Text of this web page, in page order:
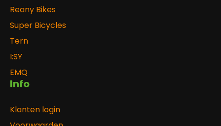
Reany Bikes
Super Bicycles
Tern
I:SY
EMQ
Info
Klanten login